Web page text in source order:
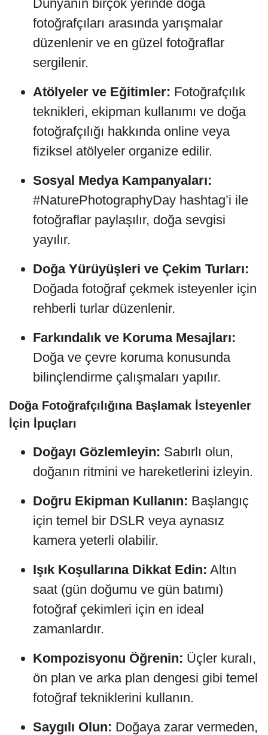
Dünyanın birçok yerinde doğa
fotoğrafçıları arasında yarışmalar
düzenlenir ve en güzel fotoğraflar
sergilenir.
Atölyeler ve Eğitimler: Fotoğrafçılık
teknikleri, ekipman kullanımı ve doğa
fotoğrafçılığı hakkında online veya
fiziksel atölyeler organize edilir.
Sosyal Medya Kampanyaları:
#NaturePhotographyDay hashtag’i ile
fotoğraflar paylaşılır, doğa sevgisi
yayılır.
Doğa Yürüyüşleri ve Çekim Turları:
Doğada fotoğraf çekmek isteyenler için
rehberli turlar düzenlenir.
Farkındalık ve Koruma Mesajları:
Doğa ve çevre koruma konusunda
bilinçlendirme çalışmaları yapılır.
Doğa Fotoğrafçılığına Başlamak İsteyenler
İçin İpuçları
Doğayı Gözlemleyin: Sabırlı olun,
doğanın ritmini ve hareketlerini izleyin.
Doğru Ekipman Kullanın: Başlangıç
için temel bir DSLR veya aynasız
kamera yeterli olabilir.
Işık Koşullarına Dikkat Edin: Altın
saat (gün doğumu ve gün batımı)
fotoğraf çekimleri için en ideal
zamanlardır.
Kompozisyonu Öğrenin: Üçler kuralı,
ön plan ve arka plan dengesi gibi temel
fotoğraf tekniklerini kullanın.
Saygılı Olun: Doğaya zarar vermeden,